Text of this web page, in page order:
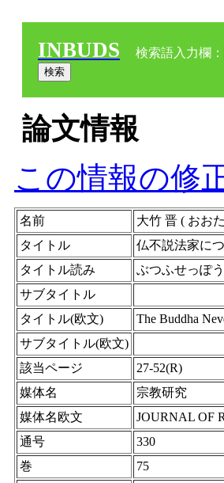
INBUDS 検索語入力欄：
論文情報
この情報の修
名前
大竹 晋 ( おお
タイトル
仏不説法家に
タイトル読み
ぶつふせっぽ
サブタイトル
タイトル(欧文)
The Buddha
サブタイトル(欧文)
該当ページ
27-52(R)
媒体名
宗教研究
媒体名欧文
JOURNAL OF
通号
330
巻
75